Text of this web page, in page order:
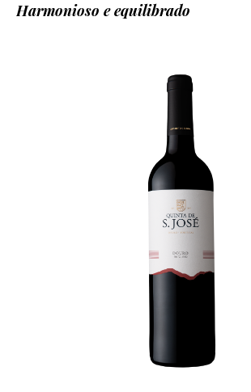
Harmonioso e equilibrado